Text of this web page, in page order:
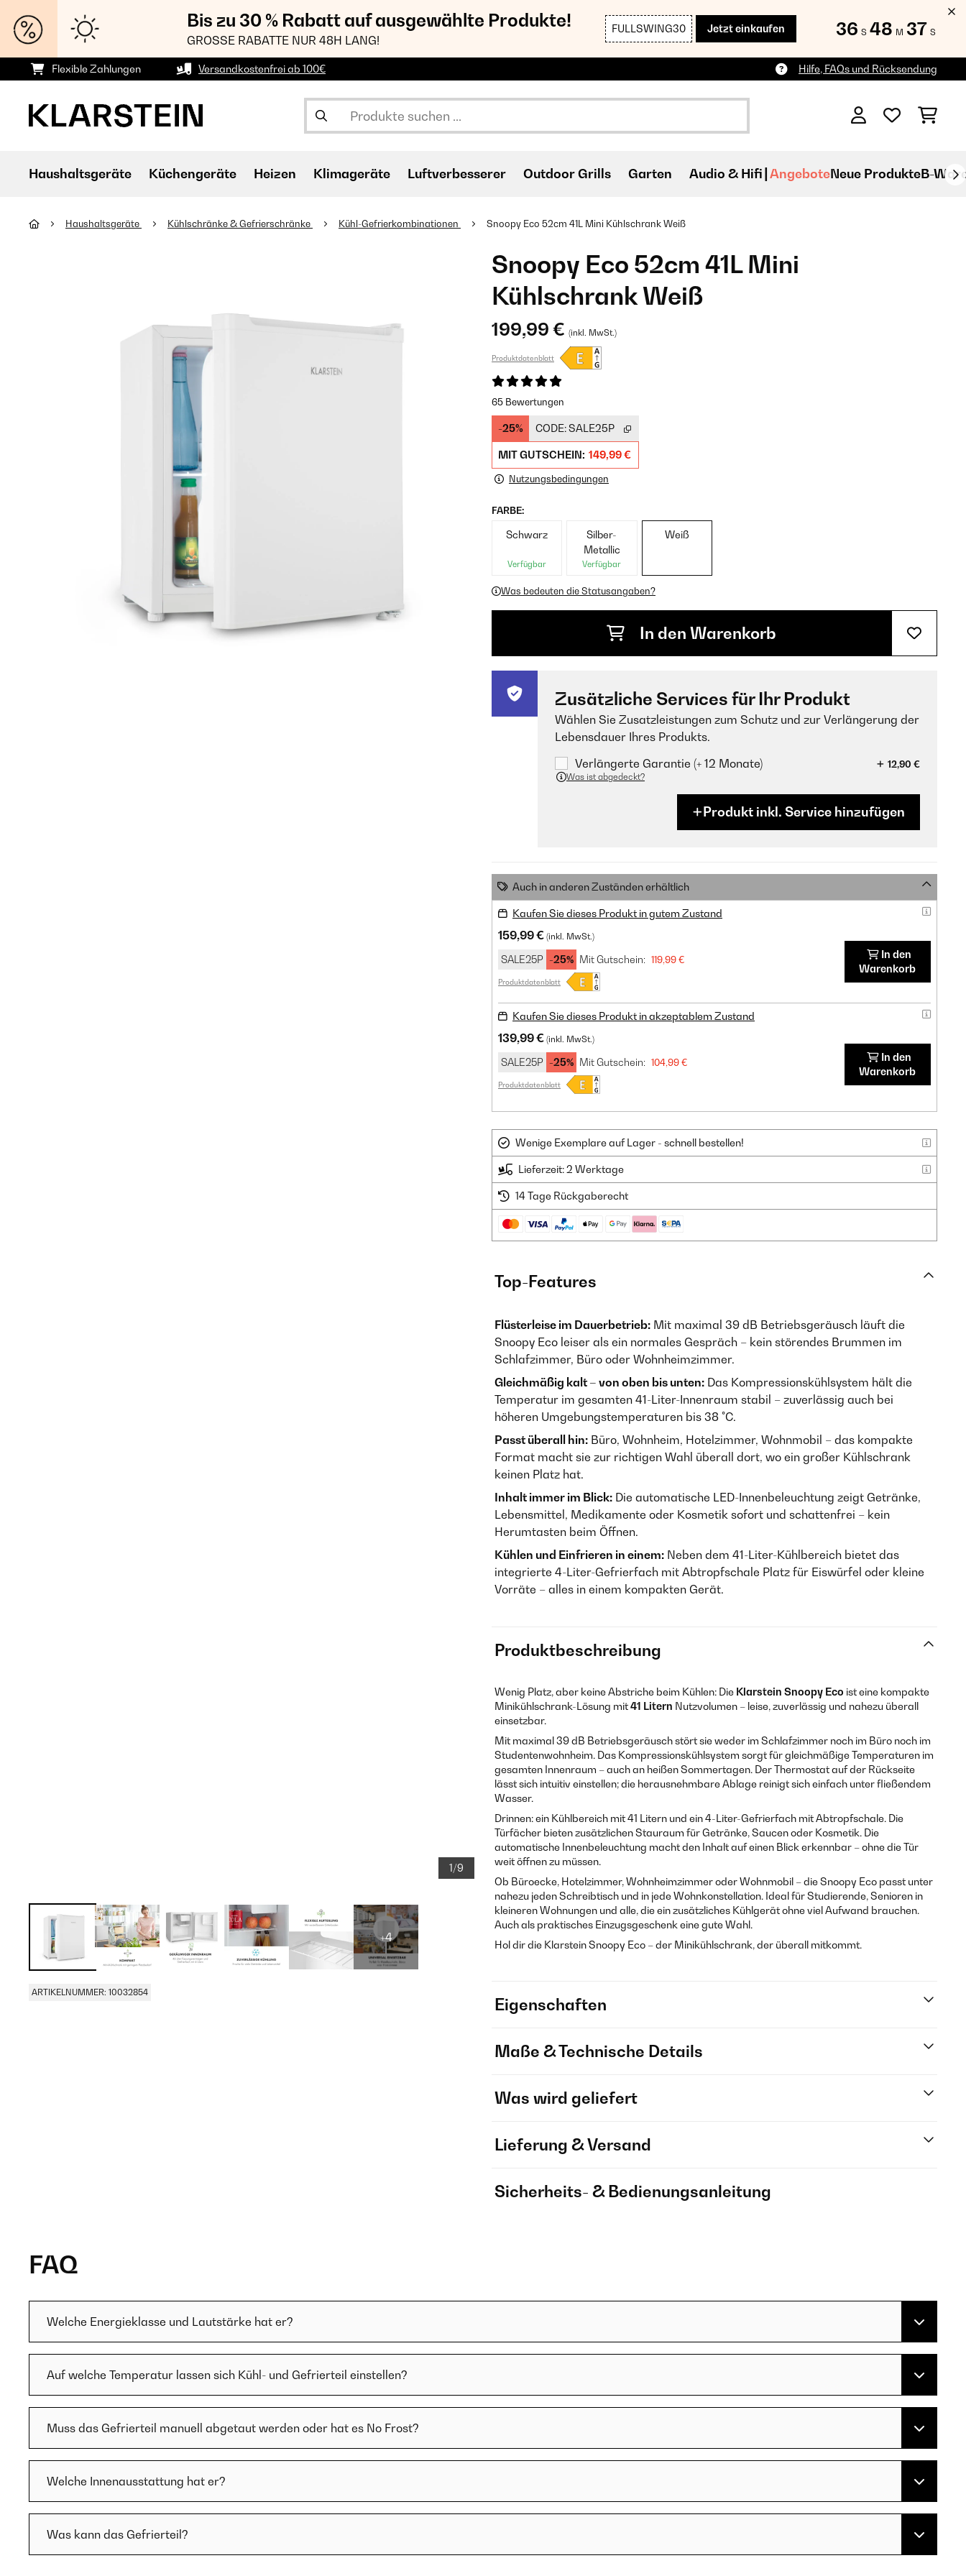
Bis zu 30 % Rabatt auf ausgewählte Produkte!
GROSSE RABATTE NUR 48H LANG!
FULLSWING30 Jetzt einkaufen 36 S 48 M 36 S
Flexible Zahlungen Versandkostenfrei ab 100€ Hilfe, FAQs und Rücksendung
Haushaltsgeräte Küchengeräte Heizen Klimageräte Luftverbesserer Outdoor Grills Garten Audio & Hifi AngeboteNeue ProdukteB-
Haushaltsgeräte Kühlschränke & Gefrierschränke Kühl-Gefrierkombinationen Snoopy Eco 52cm 41L Mini Kühlschrank​ Weiß
1/9
+4
ARTIKELNUMMER: 10032854
Snoopy Eco 52cm 41L Mini
Kühlschrank​ Weiß
199,99 € (inkl. MwSt.)
Produktdatenblatt
65 Bewertungen
-25% CODE:SALE25P
MIT GUTSCHEIN: 149,99 €
Nutzungsbedingungen
FARBE:
Schwarz
Verfügbar
Silber-
Metallic
Verfügbar
Weiß
Was bedeuten die Statusangaben?
In den Warenkorb
Zusätzliche Services für Ihr Produkt
Wählen Sie Zusatzleistungen zum Schutz und zur Verlängerung der
Lebensdauer Ihres Produkts.
Verlängerte Garantie (+ 12 Monate)
12,90 €
Was ist abgedeckt?
Produkt inkl. Service hinzufügen
Auch in anderen Zuständen erhältlich
Kaufen Sie dieses Produkt in gutem Zustand
159,99 € (inkl. MwSt.)
SALE25P -25% Mit Gutschein: 119,99 €
Produktdatenblatt
In den
Warenkorb
Kaufen Sie dieses Produkt in akzeptablem Zustand
139,99 € (inkl. MwSt.)
SALE25P -25% Mit Gutschein: 104,99 €
Produktdatenblatt
In den
Warenkorb
Wenige Exemplare auf Lager - schnell bestellen!
Lieferzeit: 2 Werktage
14 Tage Rückgaberecht
Top-Features
Flüsterleise im Dauerbetrieb: Mit maximal 39 dB Betriebsgeräusch läuft die
Snoopy Eco leiser als ein normales Gespräch – kein störendes Brummen im
Schlafzimmer, Büro oder Wohnheimzimmer.
Gleichmäßig kalt – von oben bis unten: Das Kompressionskühlsystem hält die
Temperatur im gesamten 41-Liter-Innenraum stabil – zuverlässig auch bei
höheren Umgebungstemperaturen bis 38 °C.
Passt überall hin: Büro, Wohnheim, Hotelzimmer, Wohnmobil – das kompakte
Format macht sie zur richtigen Wahl überall dort, wo ein großer Kühlschrank
keinen Platz hat.
Inhalt immer im Blick: Die automatische LED-Innenbeleuchtung zeigt Getränke,
Lebensmittel, Medikamente oder Kosmetik sofort und schattenfrei – kein
Herumtasten beim Öffnen.
Kühlen und Einfrieren in einem: Neben dem 41-Liter-Kühlbereich bietet das
integrierte 4-Liter-Gefrierfach mit Abtropfschale Platz für Eiswürfel oder kleine
Vorräte – alles in einem kompakten Gerät.
Produktbeschreibung
Wenig Platz, aber keine Abstriche beim Kühlen: Die Klarstein Snoopy Eco ist eine kompakte
Minikühlschrank-Lösung mit41 Litern Nutzvolumen – leise, zuverlässig und nahezu überall
einsetzbar.
Mit maximal 39 dB Betriebsgeräusch stört sie weder im Schlafzimmer noch im Büro noch im
Studentenwohnheim. Das Kompressionskühlsystem sorgt für gleichmäßige Temperaturen im
gesamten Innenraum – auch an heißen Sommertagen. Der Thermostat auf der Rückseite
lässt sich intuitiv einstellen; die herausnehmbare Ablage reinigt sich einfach unter fließendem
Wasser.
Drinnen: ein Kühlbereich mit 41 Litern und ein 4-Liter-Gefrierfach mit Abtropfschale. Die
Türfächer bieten zusätzlichen Stauraum für Getränke, Saucen oder Kosmetik. Die
automatische Innenbeleuchtung macht den Inhalt auf einen Blick erkennbar – ohne die Tür
weit öffnen zu müssen.
Ob Büroecke, Hotelzimmer, Wohnheimzimmer oder Wohnmobil – die Snoopy Eco passt unter
nahezu jeden Schreibtisch und in jede Wohnkonstellation. Ideal für Studierende, Senioren in
kleineren Wohnungen und alle, die ein zusätzliches Kühlgerät ohne viel Aufwand brauchen.
Auch als praktisches Einzugsgeschenk eine gute Wahl.
Hol dir die Klarstein Snoopy Eco – der Minikühlschrank, der überall mitkommt.
Eigenschaften
Maße & Technische Details
Was wird geliefert
Lieferung & Versand
Sicherheits- & Bedienungsanleitung
FAQ
Welche Energieklasse und Lautstärke hat er?
Auf welche Temperatur lassen sich Kühl- und Gefrierteil einstellen?
Muss das Gefrierteil manuell abgetaut werden oder hat es No Frost?
Welche Innenausstattung hat er?
Was kann das Gefrierteil?